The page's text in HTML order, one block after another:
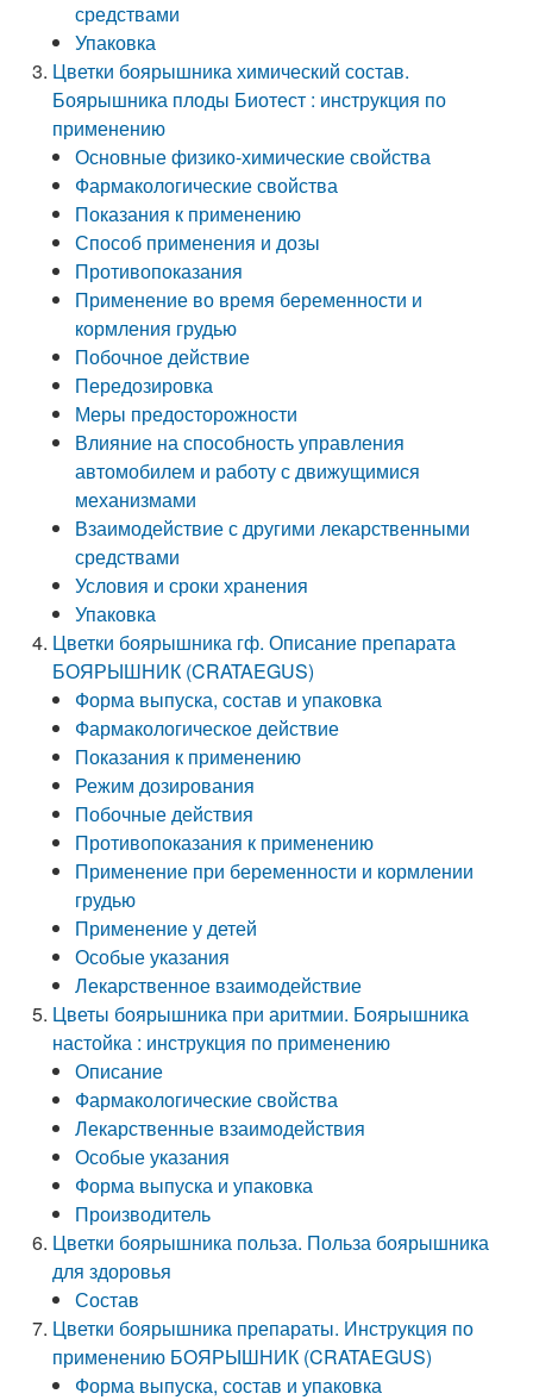
средствами
Упаковка
Цветки боярышника химический состав.
Боярышника плоды Биотест : инструкция по
применению
Основные физико-химические свойства
Фармакологические свойства
Показания к применению
Способ применения и дозы
Противопоказания
Применение во время беременности и
кормления грудью
Побочное действие
Передозировка
Меры предосторожности
Влияние на способность управления
автомобилем и работу с движущимися
механизмами
Взаимодействие с другими лекарственными
средствами
Условия и сроки хранения
Упаковка
Цветки боярышника гф. Описание препарата
БОЯРЫШНИК (CRATAEGUS)
Форма выпуска, состав и упаковка
Фармакологическое действие
Показания к применению
Режим дозирования
Побочные действия
Противопоказания к применению
Применение при беременности и кормлении
грудью
Применение у детей
Особые указания
Лекарственное взаимодействие
Цветы боярышника при аритмии. Боярышника
настойка : инструкция по применению
Описание
Фармакологические свойства
Лекарственные взаимодействия
Особые указания
Форма выпуска и упаковка
Производитель
Цветки боярышника польза. Польза боярышника
для здоровья
Состав
Цветки боярышника препараты. Инструкция по
применению БОЯРЫШНИК (CRATAEGUS)
Форма выпуска, состав и упаковка